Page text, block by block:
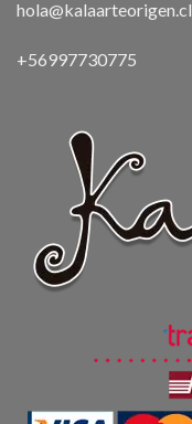
hola@kalaarteorigen.cl
+56997730775